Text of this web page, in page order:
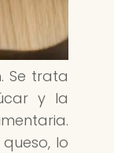
. Se trata
y la
lo